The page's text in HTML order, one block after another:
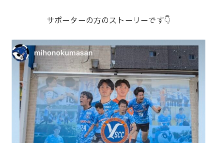
サポーターの方のストーリーです👇